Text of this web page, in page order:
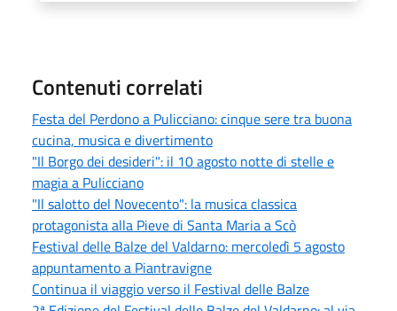
Contenuti correlati
Festa del Perdono a Pulicciano: cinque sere tra buona
cucina, musica e divertimento
"Il Borgo dei desideri": il 10 agosto notte di stelle e
magia a Pulicciano
"Il salotto del Novecento": la musica classica
protagonista alla Pieve di Santa Maria a Scò
Festival delle Balze del Valdarno: mercoledì 5 agosto
appuntamento a Piantravigne
Continua il viaggio verso il Festival delle Balze